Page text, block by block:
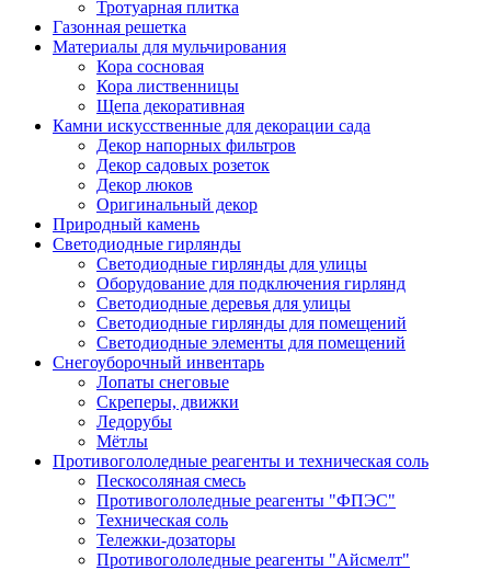
Тротуарная плитка
Газонная решетка
Материалы для мульчирования
Кора сосновая
Кора лиственницы
Щепа декоративная
Камни искусственные для декорации сада
Декор напорных фильтров
Декор садовых розеток
Декор люков
Оригинальный декор
Природный камень
Светодиодные гирлянды
Светодиодные гирлянды для улицы
Оборудование для подключения гирлянд
Светодиодные деревья для улицы
Светодиодные гирлянды для помещений
Светодиодные элементы для помещений
Снегоуборочный инвентарь
Лопаты снеговые
Скреперы, движки
Ледорубы
Мётлы
Противогололедные реагенты и техническая соль
Пескосоляная смесь
Противогололедные реагенты "ФПЭС"
Техническая соль
Тележки-дозаторы
Противогололедные реагенты "Айсмелт"